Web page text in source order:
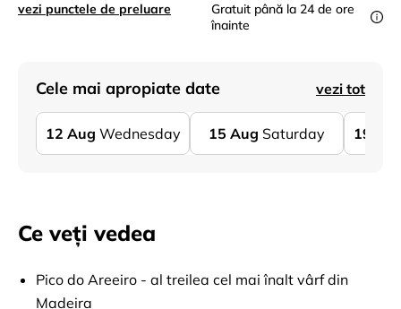
vezi punctele de preluare
Gratuit până la 24 de ore
înainte
Cele mai apropiate date vezi tot
12 Aug Wednesday 15 Aug Saturday 19
Ce veți vedea
Pico do Areeiro - al treilea cel mai înalt vârf din
Madeira